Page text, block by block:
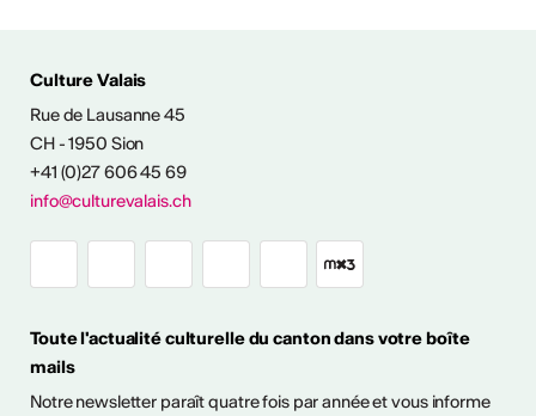
CULTURELLES
ouvert en Valais
en plein air! Découvrez
à ciel ouvert pour
Culture Valais
Rue de Lausanne 45
CH - 1950 Sion
+41 (0)27 606 45 69
info@culturevalais.ch
Toute l'actualité culturelle du canton dans votre boîte
mails
Notre newsletter paraît quatre fois par année et vous informe